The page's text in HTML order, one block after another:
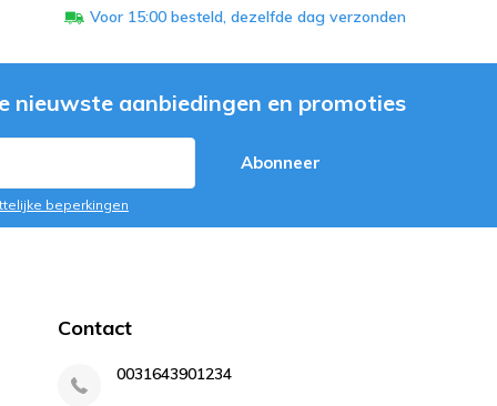
Voor 15:00 besteld, dezelfde dag verzonden
nieuwste aanbiedingen en promoties
Abonneer
beperkingen
Contact
0031643901234